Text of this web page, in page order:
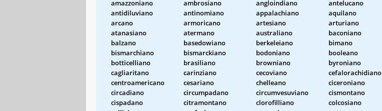
amazzoniano
ambrosiano angloindiano
antelucano
antidiluviano
antinomiano appalachiano
aquilano
arcano
armoricano artesiano
arturiano
atanasiano
atermano australiano
baconiano
balzano
basedowiano berkeleiano
bimano
bismarchiano
bismarckiano bodoniano
booleano
botticelliano
brasiliano browniano
byroniano
cagliaritano
carinziano cecoviano
cefalorachidiano
centroamericano
cesariano chelleano
ciceroniano
circadiano
circumpadano circumvesuviano
cismontano
cispadano
citramontano clorofilliano
colcosiano